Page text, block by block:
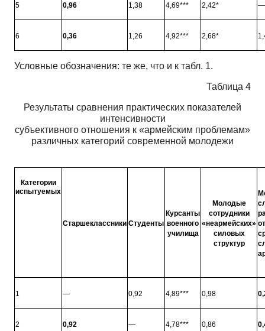
5 0,96 1,38 4,69*** 2,42* —
6 0,36 1,26 4,92*** 2,68*
Условные обозначения: те же, что и к табл. 1.
Таблица 4
Результаты сравнения практических показателей
интенсивности
субъективного отношения к «армейским проблемам»
различных категорий современной молодежи
Категории
испытуемых
Старшеклассники Студенты
Курсанты
военного
училища
Молодые
сотрудники
«неармейских»
силовых
структур
1 — 0,92 4,89*** 0,98
2 0,92 — 4,78*** 0,86